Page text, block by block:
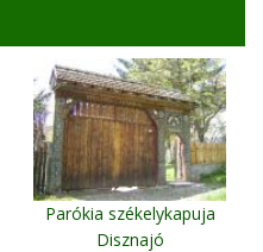
Parókia székelykapuja
Disznajó